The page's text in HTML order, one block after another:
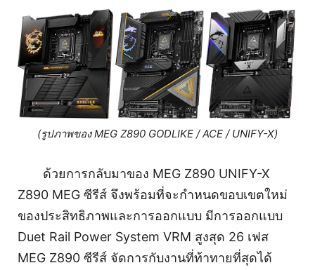
(รูปภาพของ MEG Z890 GODLIKE / ACE / UNIFY-X)
ด้วยการกลับมาของ MEG Z890 UNIFY-X
Z890 MEG ซีรีส์ จึงพร้อมที่จะกำหนดขอบเขตใหม่
ของประสิทธิภาพและการออกแบบ มีการออกแบบ
Duet Rail Power System VRM สูงสุด 26 เฟส
MEG Z890 ซีรีส์ จัดการกับงานที่ท้าทายที่สุดได้